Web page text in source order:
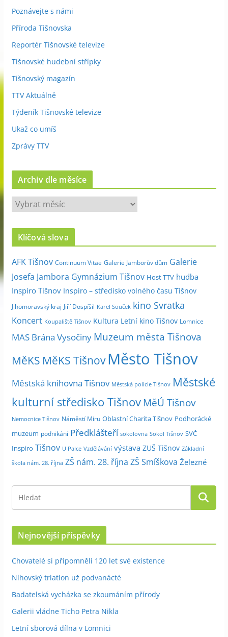
Poznávejte s námi
Příroda Tišnovska
Reportér Tišnovské televize
Tišnovské hudební střípky
Tišnovský magazín
TTV Aktuálně
Týdeník Tišnovské televize
Ukaž co umíš
Zprávy TTV
Archiv dle měsíce
A
r
c
v
d
l
e
m
s
í
e
Klíčová slova
AFK Tišnov Continuum Vitae Galerie Jamborův dům Galerie
Josefa Jambora Gymnázium Tišnov Host TTV hudba
Inspiro Tišnov Inspiro – středisko volného času Tišnov
Jihomoravský kraj Jiří Dospíšil Karel Souček kino Svratka
Koncert Koupaliště Tišnov Kultura Letní kino Tišnov Lomnice
MAS Brána Vysočiny Muzeum města Tišnova
MěKS MěKS Tišnov Město Tišnov
Městská knihovna Tišnov Městská policie Tišnov Městské
kulturní středisko Tišnov MěÚ Tišnov
Nemocnice Tišnov Náměstí Míru Oblastní Charita Tišnov Podhorácké
muzeum podnikání Předklášteří sokolovna Sokol Tišnov SVČ
Inspiro Tišnov U Palce Vzdělávání výstava ZUŠ Tišnov Základní
škola nám. 28. října ZŠ nám. 28. října ZŠ Smíškova Železné
Nejnovější příspěvky
Chovatelé si připomněli 120 let své existence
Níhovský triatlon už podvanácté
Badatelská vycházka se zkoumáním přírody
Galerii vládne Ticho Petra Nikla
Letní sborová dílna v Lomnici